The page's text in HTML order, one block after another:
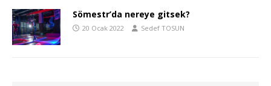
Sömestr’da nereye gitsek?
20 Ocak 2022 Sedef TOSUN